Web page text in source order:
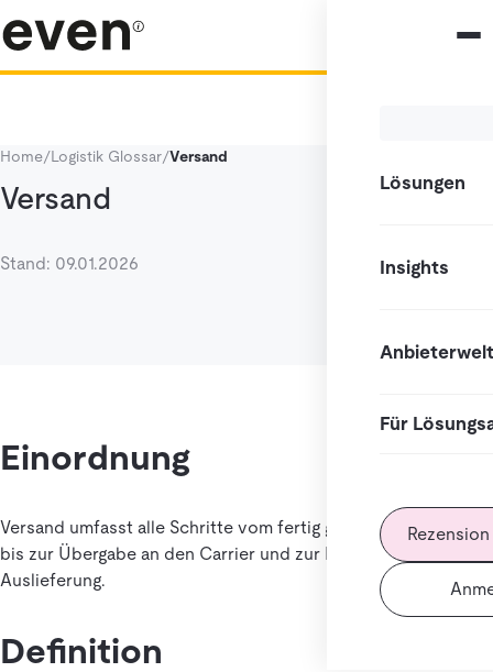
Lösungen
Insights
Anbieterwelt
Für
Home/Logistik Glossar/Versand
Versand
Stand: 09.01.2026
Einordnung
Versand umfasst alle Schritte vom fertig gepickten Auftrag
bis zur Übergabe an den Carrier und zur Dokumentation der
Auslieferung.
Definition